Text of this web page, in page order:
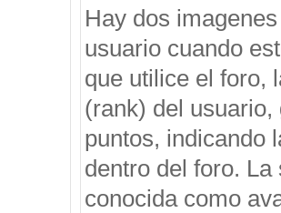
Hay dos
usuario cuando
que utilice el foro,
(rank) del
puntos, indicando
dentro del foro.
conocida como